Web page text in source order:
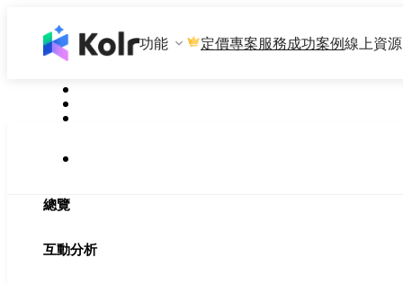
功能 定價專案服務成功案例線上資源
總覽
互動分析